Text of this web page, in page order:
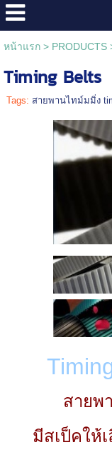
หน้าแรก> PRODUCTS
Timing Belts
Tags: สายพานไทม์มมิ่ง
สายพ
มีสเป็คให้